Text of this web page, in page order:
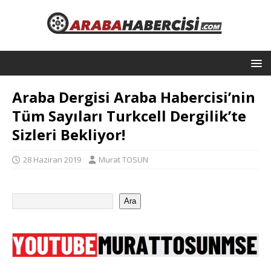
Araba Dergisi Araba Habercisi’nin
Tüm Sayıları Turkcell Dergilik’te
Sizleri Bekliyor!
28 Haziran 2019 Murat TOSUN
Ara